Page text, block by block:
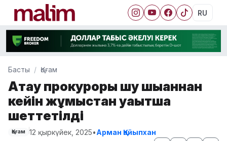
RU
Басты Қоғам
Ақтау прокуроры шу шыққаннан
кейін жұмыстан уақытша
шеттетілді
Қоғам 12 қыркүйек, 2025•Арман Қайыпхан